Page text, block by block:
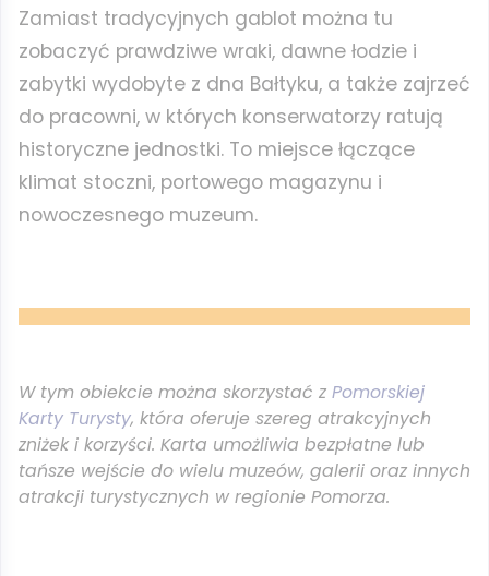
Zamiast tradycyjnych gablot można tu
zobaczyć prawdziwe wraki, dawne łodzie i
zabytki wydobyte z dna Bałtyku, a także zajrzeć
do pracowni, w których konserwatorzy ratują
historyczne jednostki. To miejsce łączące
klimat stoczni, portowego magazynu i
nowoczesnego muzeum.
W tym obiekcie można skorzystać z Pomorskiej
Karty Turysty, która oferuje szereg atrakcyjnych
zniżek i korzyści. Karta umożliwia bezpłatne lub
tańsze wejście do wielu muzeów, galerii oraz innych
atrakcji turystycznych w regionie Pomorza.